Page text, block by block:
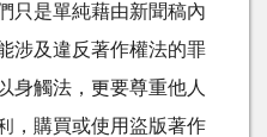
只是單純藉由新聞稿內
涉及違反著作權法的罪
身觸法，更要尊重他人
，購買或使用盜版著作